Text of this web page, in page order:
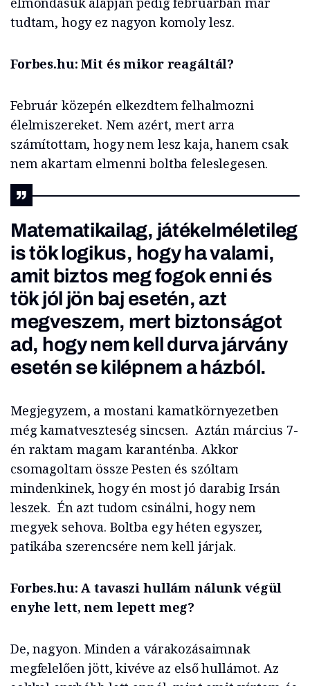
tudtam, hogy ez nagyon komoly lesz.
Forbes.hu: Mit és mikor reagáltál?
Február közepén elkezdtem felhalmozni
élelmiszereket. Nem azért, mert arra
számítottam, hogy nem lesz kaja, hanem csak
nem akartam elmenni boltba feleslegesen.
Matematikailag, játékelméletileg
is tök logikus, hogy ha valami,
amit biztos meg fogok enni és
tök jól jön baj esetén, azt
megveszem, mert biztonságot
ad, hogy nem kell durva járvány
esetén se kilépnem a házból.
Megjegyzem, a mostani kamatkörnyezetben
még kamatveszteség sincsen. Aztán március 7-
én raktam magam karanténba. Akkor
csomagoltam össze Pesten és szóltam
mindenkinek, hogy én most jó darabig Irsán
leszek. Én azt tudom csinálni, hogy nem
megyek sehova. Boltba egy héten egyszer,
patikába szerencsére nem kell járjak.
Forbes.hu: A tavaszi hullám nálunk végül
enyhe lett, nem lepett meg?
De, nagyon. Minden a várakozásaimnak
megfelelően jött, kivéve az első hullámot. Az